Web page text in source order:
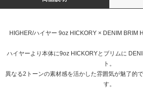
HIGHER/ハイヤー 9oz HICKORY × DENIM BRIM
ハイヤーより本体に9oz HICKORYとブリムに
ト。
異なる2トーンの素材感を活かした雰囲気が魅了的
す。